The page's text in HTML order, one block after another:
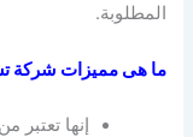
المطلوبة.
ما هى مميزات شركة
إنها تعتبر